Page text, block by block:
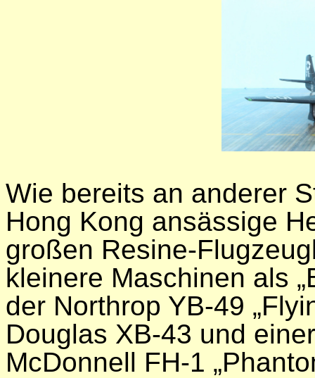
Wie bereits an anderer
Hong Kong ansässige
großen Resine-
kleinere Maschinen als
der Northrop YB-49
Douglas XB-43 und
McDonnell FH-1